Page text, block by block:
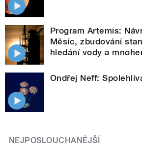
Program Artemis:
Měsíc, zbudování
hledání vody a
Ondřej Neff:
NEJPOSLOUCHANĚJŠÍ